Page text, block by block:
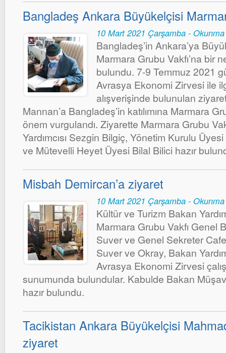
Bangladeş Ankara Büyükelçisi
10 Mart 2021 Çarşamba -
Bangladeş’in Ankara’ya
Marmara Grubu Vakfı’na bir
bulundu. 7-9 Temmuz 2021
Avrasya Ekonomi Zirvesi ile
alışverişinde bulunulan
Mannan’a Bangladeş’in katılımına Marmara
önem vurgulandı. Ziyarette Marmara Grubu
Yardımcısı Sezgin Bilgiç, Yönetim Kurulu
ve Mütevelli Heyet Üyesi Bilal Bilici hazır
Misbah Demircan’a ziyaret
10 Mart 2021 Çarşamba -
Kültür ve Turizm Bakan
Marmara Grubu Vakfı Genel
Suver ve Genel Sekreter
Suver ve Okray, Bakan
Avrasya Ekonomi Zirvesi
sunumunda bulundular. Kabulde Bakan
hazır bulundu.
Tacikistan Ankara Büyükelçisi
ziyaret